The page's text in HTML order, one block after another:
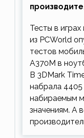
Тесты в
из PCWorld
тестов
A370M в
В 3DMark
набрала
набираемым
значениям. А